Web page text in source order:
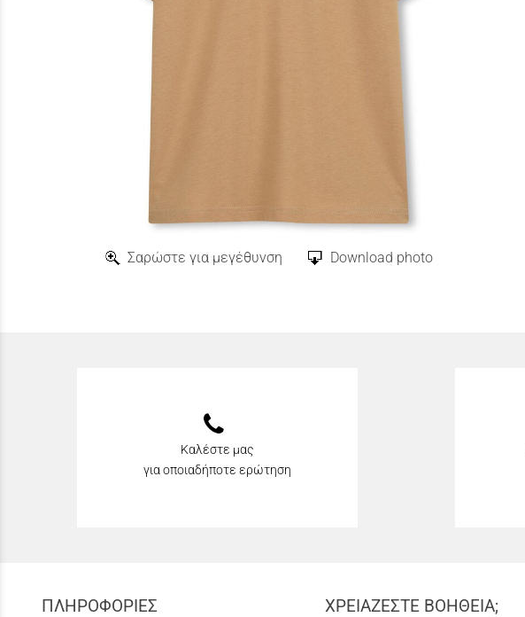
Σαρώστε για μεγέθυνση Download photo
Καλέστε μας
για οποιαδήποτε ερώτηση
ΠΛΗΡΟΦΟΡΙΕΣ ΧΡΕΙΑΖΕΣΤΕ ΒΟΗΘΕΙΑ;